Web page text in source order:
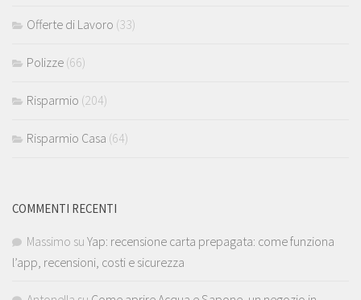
Offerte di Lavoro (33)
Polizze (66)
Risparmio (204)
Risparmio Casa (64)
COMMENTI RECENTI
Massimo su Yap: recensione carta prepagata: come funziona
l’app, recensioni, costi e sicurezza